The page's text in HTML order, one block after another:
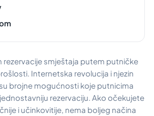
rezervacije smještaja putem putničke
Internetska revolucija i njezin
brojne mogućnosti koje putnicima
rezervaciju. Ako očekujete
i učinkovitije, nema boljeg načina